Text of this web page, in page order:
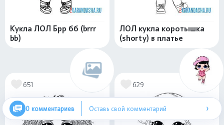
Кукла ЛОЛ Брр бб (brrr
bb)
ЛОЛ кукла коротышка
(shorty) в платье
651 629
0 комментариев Оставь свой комментарий ›